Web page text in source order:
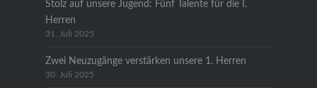
Stolz auf unsere Jugend: Fünf Talente für die I.
Herren
31. Juli 2025
Zwei Neuzugänge verstärken unsere 1. Herren
30. Juli 2025